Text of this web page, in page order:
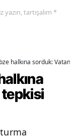
tartışalım *
halkına sorduk:
tepkisi